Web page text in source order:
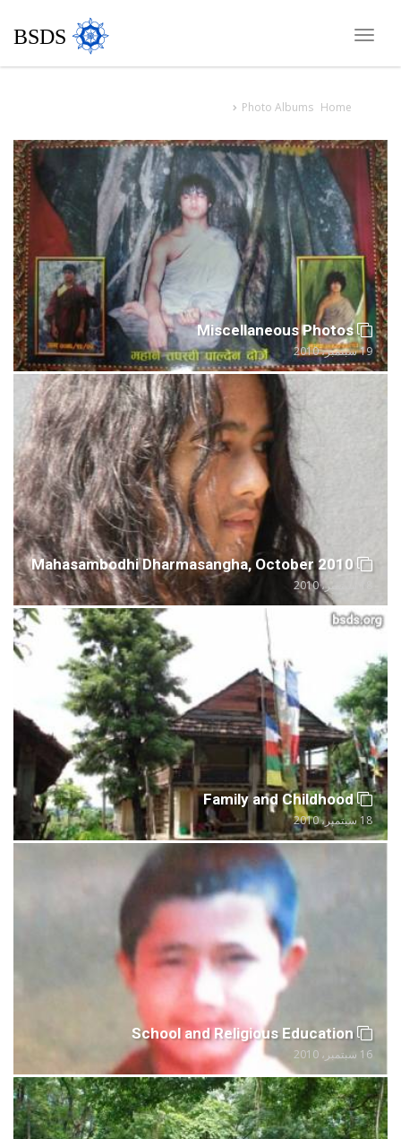
Toggle
navigation
Home
Photo Albums
Miscellaneous Photos
19 سبتمبر، 2010
Mahasambodhi Dharmasangha, October 2010
Family and Childhood
18 سبتمبر، 2010
School and Religious Education
16 سبتمبر، 2010